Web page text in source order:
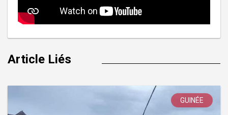
Article Liés
GUINÉE